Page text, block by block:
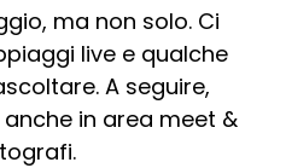
ma non solo. Ci
live e qualche
A seguire,
in area meet &